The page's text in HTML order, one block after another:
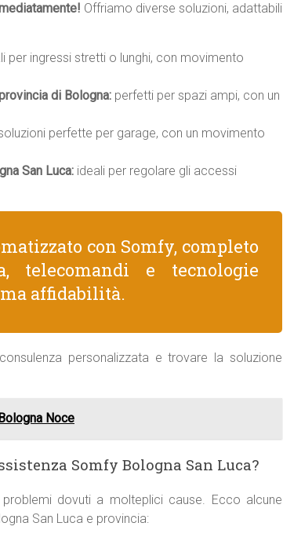
Offriamo diverse soluzioni, adattabili
per ingressi stretti o lunghi, con movimento
di Bologna: perfetti per spazi ampi, con un
perfette per garage, con un movimento
San Luca: ideali per regolare gli accessi
con Somfy, completo
telecomandi e tecnologie
affidabilità.
personalizzata e trovare la soluzione
Noce
Somfy Bologna San Luca?
dovuti a molteplici cause. Ecco alcune
San Luca e provincia: